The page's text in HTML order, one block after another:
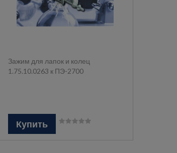
Зажим для лапок и колец
1.75.10.0263 к ПЭ-2700
Купить